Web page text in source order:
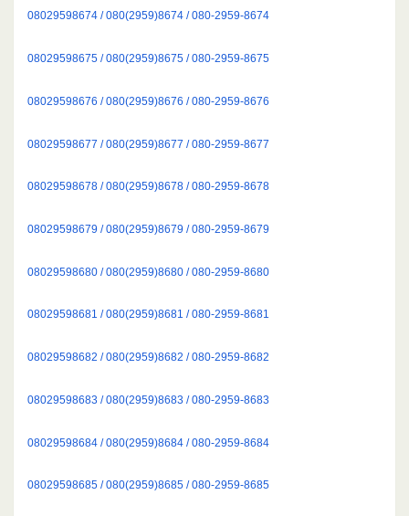
08029598674 / 080(2959)8674 / 080-2959-8674
08029598675 / 080(2959)8675 / 080-2959-8675
08029598676 / 080(2959)8676 / 080-2959-8676
08029598677 / 080(2959)8677 / 080-2959-8677
08029598678 / 080(2959)8678 / 080-2959-8678
08029598679 / 080(2959)8679 / 080-2959-8679
08029598680 / 080(2959)8680 / 080-2959-8680
08029598681 / 080(2959)8681 / 080-2959-8681
08029598682 / 080(2959)8682 / 080-2959-8682
08029598683 / 080(2959)8683 / 080-2959-8683
08029598684 / 080(2959)8684 / 080-2959-8684
08029598685 / 080(2959)8685 / 080-2959-8685